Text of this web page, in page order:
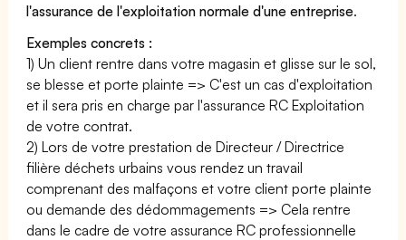
l'assurance de l'exploitation normale d'une entreprise.
Exemples concrets :
1) Un client rentre dans votre magasin et glisse sur le sol,
se blesse et porte plainte => C'est un cas d'exploitation
et il sera pris en charge par l'assurance RC Exploitation
de votre contrat.
2) Lors de votre prestation de Directeur / Directrice
filière déchets urbains vous rendez un travail
comprenant des malfaçons et votre client porte plainte
ou demande des dédommagements => Cela rentre
dans le cadre de votre assurance RC professionnelle